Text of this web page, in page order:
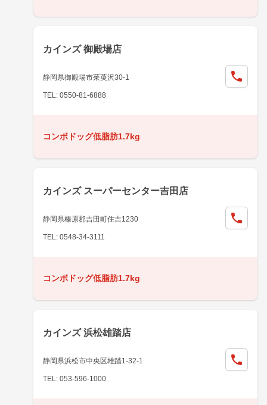
カインズ 御殿場店
静岡県御殿場市茱萸沢30-1
TEL: 0550-81-6888
コンボドッグ低脂肪1.7kg
カインズ スーパーセンター吉田店
静岡県榛原郡吉田町住吉1230
TEL: 0548-34-3111
コンボドッグ低脂肪1.7kg
カインズ 浜松雄踏店
静岡県浜松市中央区雄踏1-32-1
TEL: 053-596-1000